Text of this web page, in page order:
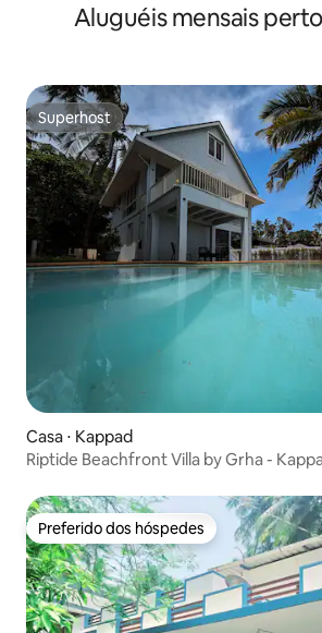
Aluguéis mensais
Superhost
Superhost
Casa ⋅ Kappad
Riptide Beachfront Villa by Grha -
Preferido dos hóspedes
Preferido dos hóspedes